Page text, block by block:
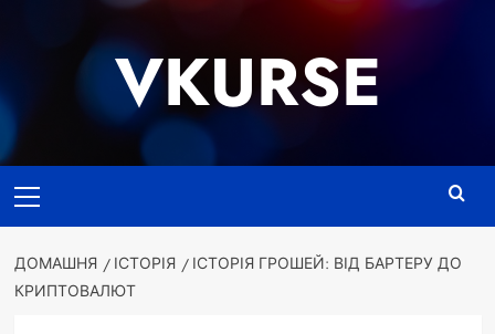
VKURSE
меню
ДОМАШНЯ ІСТОРІЯ
ІСТОРІЯ ГРОШЕЙ: ВІД БАРТЕРУ ДО
КРИПТОВАЛЮТ